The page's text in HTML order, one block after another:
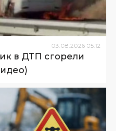
03.08.2026 05:12
в ДТП сгорели